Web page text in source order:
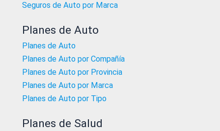
Seguros de Auto por Marca
Planes de Auto
Planes de Auto
Planes de Auto por Compañía
Planes de Auto por Provincia
Planes de Auto por Marca
Planes de Auto por Tipo
Planes de Salud